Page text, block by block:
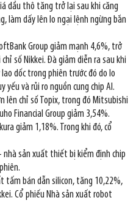
dầu thô tăng trở lại sau khi căng
làm dấy lên lo ngại lệnh ngừng bắn
Group giảm mạnh 4,6%, trở
số Nikkei. Đà giảm diễn ra sau khi
dốc trong phiên trước đó do lo
và rủi ro nguồn cung chip AI.
lên chỉ số Topix, trong đó Mitsubishi
Financial Group giảm 3,54%.
giảm 1,18%. Trong khi đó, cổ
nhà sản xuất thiết bị kiểm định chip
tấm bán dẫn silicon, tăng 10,22%,
Cổ phiếu Nhà sản xuất robot